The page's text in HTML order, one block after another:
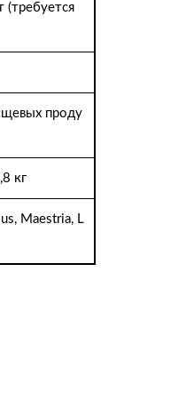
(требуется
проду
кг
Maestria, L